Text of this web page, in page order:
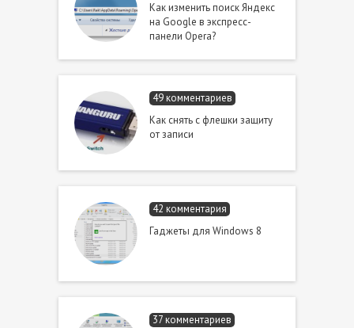
Как изменить поиск Яндекс
на Google в экспресс-
панели Opera?
49 комментариев
Как снять с флешки защиту
от записи
42 комментария
Гаджеты для Windows 8
37 комментариев